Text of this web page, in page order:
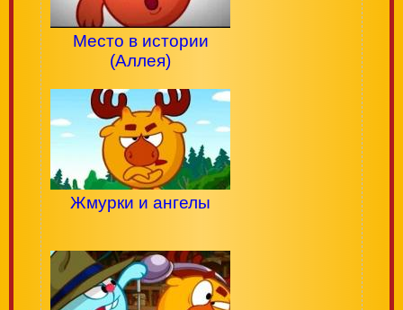
Место в истории
(Аллея)
Жмурки и ангелы